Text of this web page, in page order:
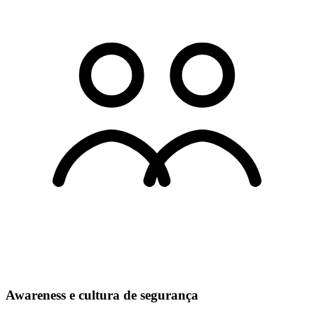
Awareness e cultura de segurança